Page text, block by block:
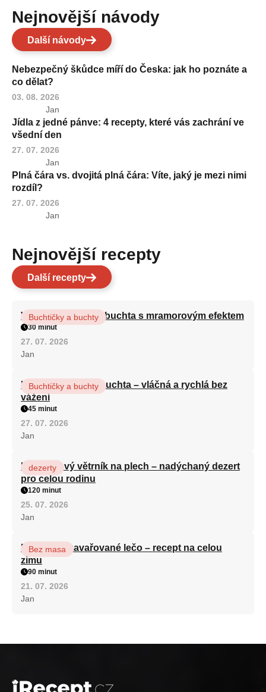
Nejnovější návody
Další návody
Nebezpečný škůdce míří do Česka: jak ho poznáte a
co dělat?
03. 08. 2026
Jan
Jídla z jedné pánve: 4 recepty, které vás zachrání ve
všední den
27. 07. 2026
Jan
Plná čára vs. dvojitá plná čára: Víte, jaký je mezi nimi
rozdíl?
27. 07. 2026
Jan
Nejnovější recepty
Další recepty
Vláčná olejová litá buchta s mramorovým efektem
Buchtičky a buchty
30 minut
27. 07. 2026
Jan
Hrnková maková buchta – vláčná a rychlá bez
vážení
Buchtičky a buchty
45 minut
27. 07. 2026
Jan
Karamelový větrník na plech – nadýchaný dezert
pro celou rodinu
dezerty
120 minut
25. 07. 2026
Jan
Babiččino zavařované lečo – recept na celou
zimu
Bez masa
90 minut
21. 07. 2026
Jan